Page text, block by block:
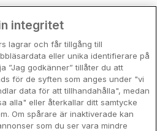
under 995 kr
integritet
lagrar och får tillgång till
eller unika identifierare på
”Jag godkänner” tillåter du att
för de syften som anges under "vi
data för att tillhandahålla", medan
alla" eller återkallar ditt samtycke
Om spårare är inaktiverade kan
som du ser vara mindre